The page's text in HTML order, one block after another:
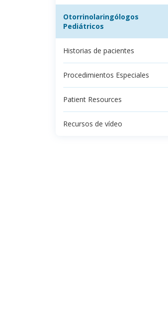
Otorrinolaringólogos
Pediátricos
Historias de pacientes
Procedimientos Especiales
Patient Resources
Recursos de vídeo